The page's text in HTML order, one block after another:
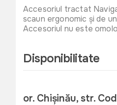
Accesoriul tractat
scaun ergonomic și de
Accesoriul nu este
Disponibilitate
or. Chișinău, str.